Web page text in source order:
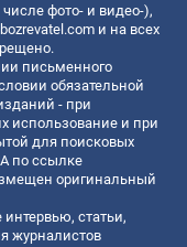
фото- и видео-),
и на всех
письменного
обязательной
- при
использование и при
для поисковых
по ссылке
оригинальный
статьи,
журналистов